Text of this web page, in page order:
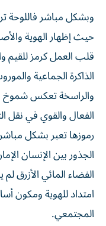
وبشكل مباشر فاللوحة
حيث إظهار الهوية
قلب العمل كرمز للقيم
الذاكرة الجماعية
والراسخة تعكس شموخ
الفعال والقوي في نقل
رموزها تعبر بشكل
الجذور بين الإنسان
الفضاء المائي الأزرق
امتداد للهوية ومكون
المجتمعي.